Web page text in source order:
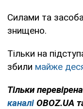
Силами та
знищено.
Тільки на
збили майже
Тільки
каналі OBOZ.UA